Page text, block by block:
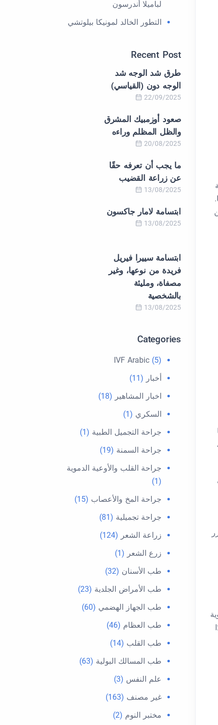
لباميلا أندرسون
التطور الخالد لمونيكا بيلوتشي
Recent Post
طرق شد الوجه شد
الوجه دون (القياسي)
22/09/2025
صعود أوزمبيك المشرق
والظل المظلم وراءه
20/08/2025
ما يجب أن تعرفه حقًا
عن زراعة القضيب
13/08/2025
ابتسامة لامار جاكسون
13/08/2025
ابتسامة سييرا فيريل
فريدة من نوعها، وغير
مصفاة، ومليئة
بالشخصية
13/08/2025
Categories
IVF Arabic (5)
أخبار (11)
اخبار المشاهير (18)
السكري (1)
جراحة التجميل الطبية (1)
جراحة السمنة (19)
جراحة القلب والأوعية الدموية
(1)
جراحة المخ والأعصاب (15)
جراحة تجميلية (81)
زراعة الشعر (124)
زرع الشعر (1)
طب الأسنان (32)
طب الأمراض الجلدية (23)
طب الجهاز الهضمي (60)
طب العظام (46)
طب القلب (14)
طب المسالك البولية (63)
علم النفس (3)
غير مصنف (163)
مختبر النوم (2)